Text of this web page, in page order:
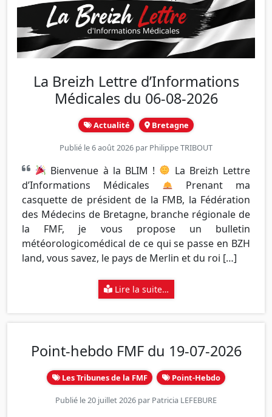
La Breizh Lettre d’Informations
Médicales du 06-08-2026
Actualité Bretagne
Publié le 6 août 2026 par Philippe TRIBOUT
Bienvenue à la BLIM !
La Breizh Lettre
d’Informations Médicales
Prenant ma
casquette de président de la FMB, la Fédération
des Médecins de Bretagne, branche régionale de
la FMF, je vous propose un bulletin
météorologicomédical de ce qui se passe en BZH
land, vous savez, le pays de Merlin et du roi […]
Lire la suite…
Point-hebdo FMF du 19-07-2026
Les Tribunes de la FMF Point-Hebdo
Publié le 20 juillet 2026 par Patricia LEFEBURE